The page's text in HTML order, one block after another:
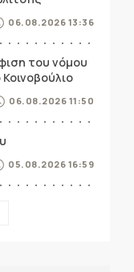
06.08.2026 13:36
του νόμου
06.08.2026 11:50
05.08.2026 16:59